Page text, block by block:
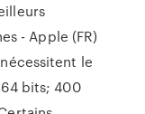
- Apple (FR)
le
bits; 400